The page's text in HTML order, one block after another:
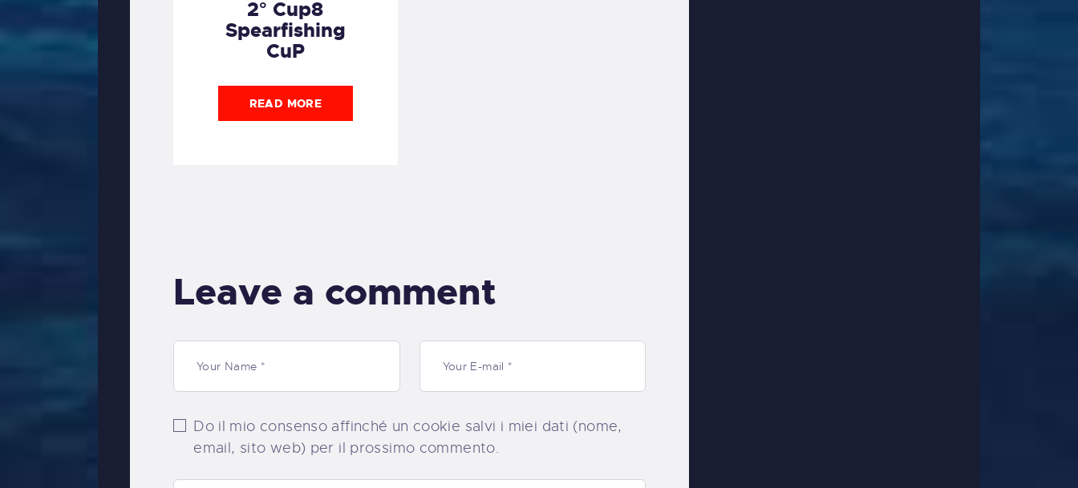
2° Cup8
Spearfishing
CuP
READ MORE
Leave a comment
Do il mio consenso affinché un cookie salvi i miei dati (nome,
email, sito web) per il prossimo commento.